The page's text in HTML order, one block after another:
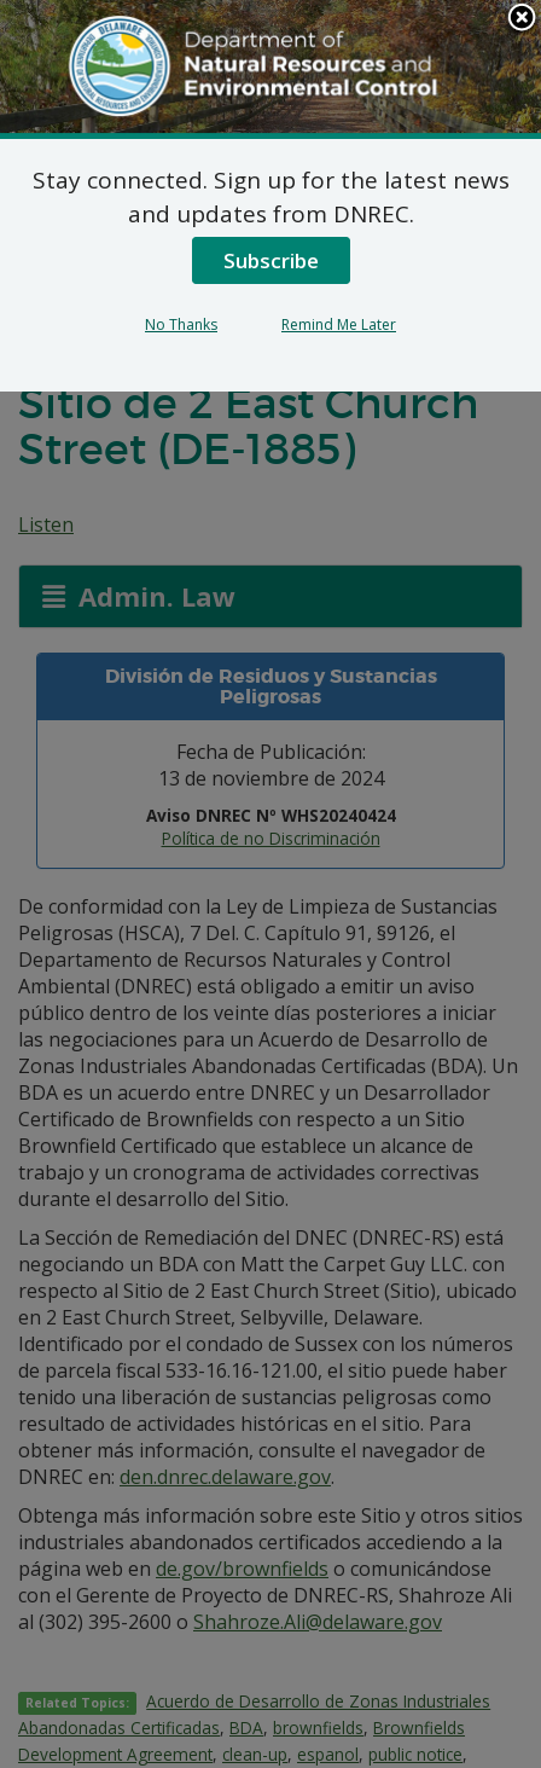
Search
This
Site
DNREC Menu
Notificación de
Negociaciones para un
Acuerdo de Desarrollo
Sitio de 2 East Church
Street (DE-1885)
Listen
Admin. Law
División de Residuos y Sustancias
Peligrosas
Fecha de Publicación:
13 de noviembre de 2024
Aviso DNREC Nº WHS20240424
Política de no Discriminación
De conformidad con la Ley de Limpieza de Sustancias
Peligrosas (HSCA), 7 Del. C. Capítulo 91, §9126, el
Departamento de Recursos Naturales y Control
Ambiental (DNREC) está obligado a emitir un aviso
público dentro de los veinte días posteriores a iniciar
las negociaciones para un Acuerdo de Desarrollo de
Zonas Industriales Abandonadas Certificadas (BDA). Un
BDA es un acuerdo entre DNREC y un Desarrollador
Certificado de Brownfields con respecto a un Sitio
Brownfield Certificado que establece un alcance de
trabajo y un cronograma de actividades correctivas
durante el desarrollo del Sitio.
La Sección de Remediación del DNEC (DNREC-RS) está
negociando un BDA con Matt the Carpet Guy LLC. con
respecto al Sitio de 2 East Church Street (Sitio), ubicado
en 2 East Church Street, Selbyville, Delaware.
Identificado por el condado de Sussex con los números
de parcela fiscal 533-16.16-121.00, el sitio puede haber
tenido una liberación de sustancias peligrosas como
resultado de actividades históricas en el sitio. Para
obtener más información, consulte el navegador de
DNREC en: den.dnrec.delaware.gov.
Obtenga más información sobre este Sitio y otros sitios
industriales abandonados certificados accediendo a la
página web en de.gov/brownfields o comunicándose
con el Gerente de Proyecto de DNREC-RS, Shahroze Ali
al (302) 395-2600 o Shahroze.Ali@delaware.gov
Related Topics:
Acuerdo de Desarrollo de Zonas Industriales
Abandonadas Certificadas, BDA, brownfields, Brownfields
Development Agreement, clean-up, espanol, public notice,
Stay connected. Sign up for the latest news
and updates from DNREC.
Subscribe
No Thanks Remind Me Later